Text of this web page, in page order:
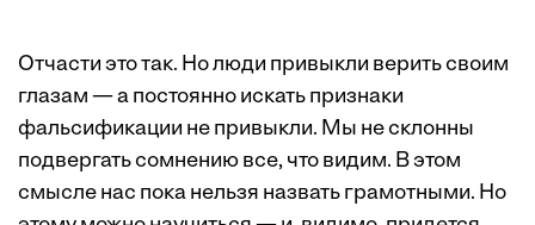
Отчасти это так. Но люди привыкли верить своим
глазам — а постоянно искать признаки
фальсификации не привыкли. Мы не склонны
подвергать сомнению все, что видим. В этом
смысле нас пока нельзя назвать грамотными. Но